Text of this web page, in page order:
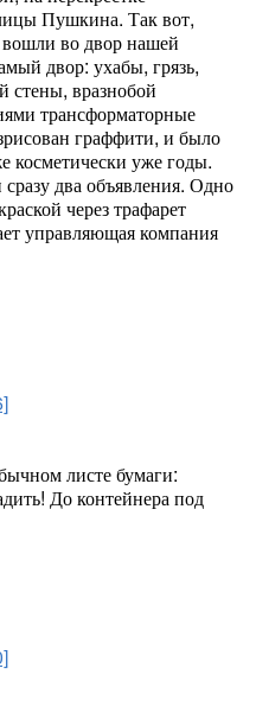
Пушкина. Так вот,
вошли во двор нашей
двор: ухабы, грязь,
стены, вразнобой
трансформаторные
граффити, и было
косметически уже годы.
два объявления. Одно
через трафарет
управляющая компания
листе бумаги:
До контейнера под